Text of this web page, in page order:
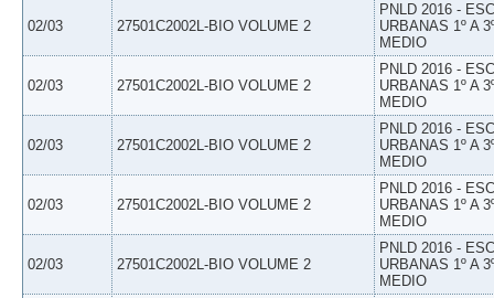
02/03 27501C2002L-BIO VOLUME 2
PNLD 2016 -
URBANAS 1º A
MEDIO
02/03 27501C2002L-BIO VOLUME 2
PNLD 2016 -
URBANAS 1º A
MEDIO
02/03 27501C2002L-BIO VOLUME 2
PNLD 2016 -
URBANAS 1º A
MEDIO
02/03 27501C2002L-BIO VOLUME 2
PNLD 2016 -
URBANAS 1º A
MEDIO
02/03 27501C2002L-BIO VOLUME 2
PNLD 2016 -
URBANAS 1º A
MEDIO